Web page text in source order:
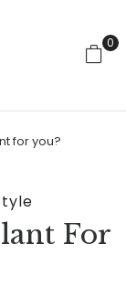
0
for you?
For